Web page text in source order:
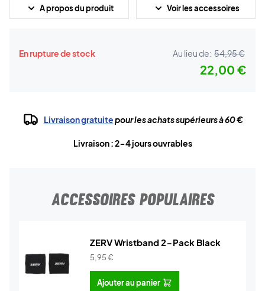
A propos du produit Voir les accessoires
En rupture de stock Au lieu de: 54,95 €
22,00 €
Livraison gratuitepour les achats supérieurs à 60 €
Livraison : 2-4 jours ouvrables
ACCESSOIRES POPULAIRES
ZERV Wristband 2-Pack Black
5,95€
Ajouter au panier